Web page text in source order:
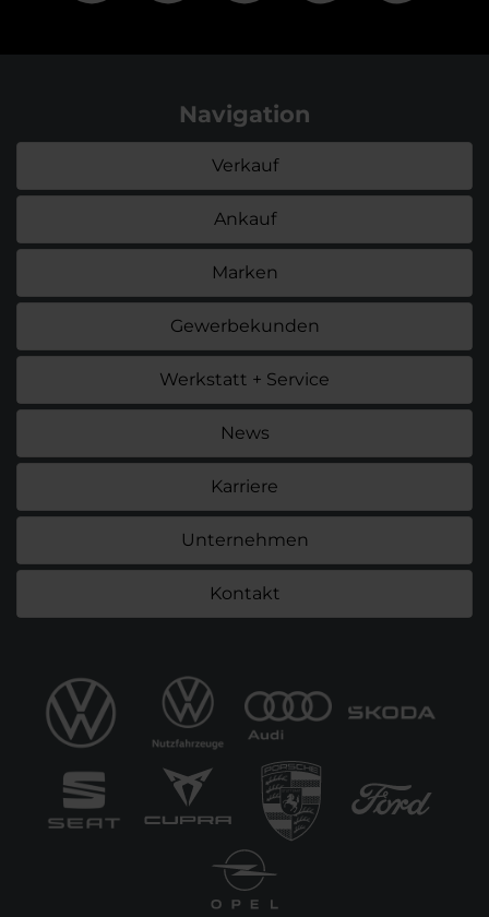
Navigation
Verkauf
Ankauf
Marken
Gewerbekunden
Werkstatt + Service
News
Karriere
Unternehmen
Kontakt